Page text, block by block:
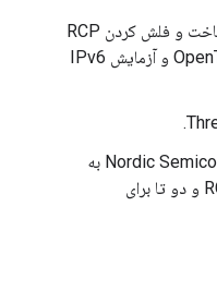
یک ایستگاه کاری لینوکس، برای ساخت و فلش کردن RCP
Thread، رابط خط فرمان OpenThread و آزمایش IPv6
دو دانگل USB از شرکت Nordic Semiconductor به
شماره nRF52840 (یکی برای RCP و دو تا برای